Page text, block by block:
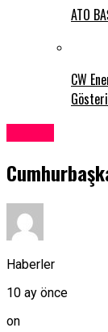
ATO
CW
Haberler
10 ay önce
on